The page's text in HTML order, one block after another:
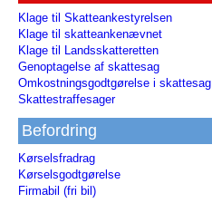
Klage til Skatteankestyrelsen
Klage til skatteankenævnet
Klage til Landsskatteretten
Genoptagelse af skattesag
Omkostningsgodtgørelse i skattesag
Skattestraffesager
Befordring
Kørselsfradrag
Kørselsgodtgørelse
Firmabil (fri bil)